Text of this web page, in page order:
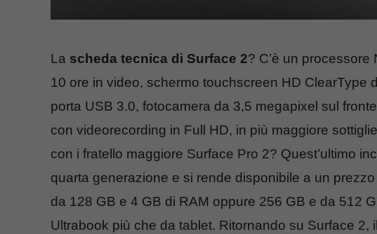
La scheda tecnica di Surface 2? C’è un processore
10 ore in video, schermo touchscreen HD ClearType
porta USB 3.0, fotocamera da 3,5 megapixel sul
con videorecording in Full HD, in più maggiore
con i fratello maggiore Surface Pro 2? Quest’ultimo
quarta generazione e si rende disponibile a un
da 128 GB e 4 GB di RAM oppure 256 GB e da 512
Ultrabook più che da tablet. Ritornando su Surface 2,